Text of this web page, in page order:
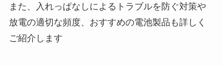
また、入れっぱなしによるトラブルを防ぐ対策や
放電の適切な頻度、おすすめの電池製品も詳しく
ご紹介します